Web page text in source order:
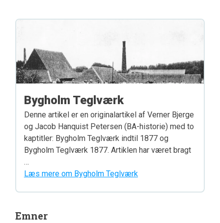
Bygholm Teglværk
Denne artikel er en originalartikel af Verner Bjerge
og Jacob Hanquist Petersen (BA-historie) med to
kaptitler: Bygholm Teglværk indtil 1877 og
Bygholm Teglværk 1877. Artiklen har været bragt
…
Læs mere om Bygholm Teglværk
Emner